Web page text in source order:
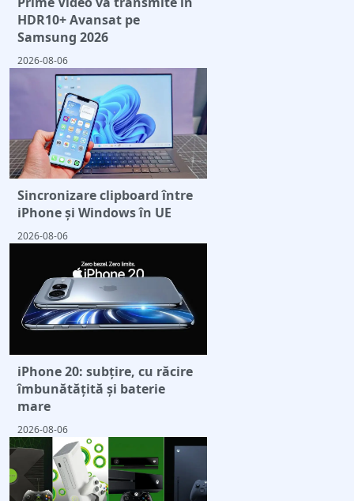
HDR10+ Avansat pe
Samsung 2026
2026-08-06
Sincronizare clipboard între
iPhone și Windows în UE
2026-08-06
iPhone 20: subțire, cu răcire
îmbunătățită și baterie
mare
2026-08-06